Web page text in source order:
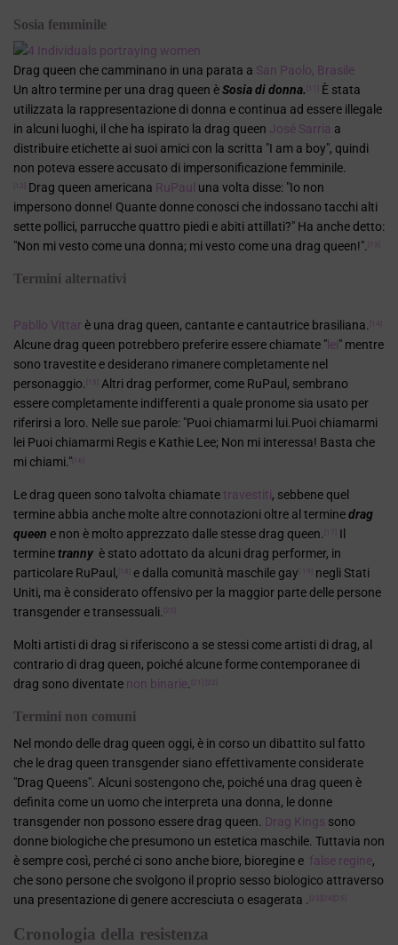
Sosia femminile
Drag queen che camminano in una parata a San Paolo, Brasile
Un altro termine per una drag queen èSosia di donna. [11]
È stata
utilizzata la rappresentazione di donna e continua ad essere illegale
in alcuni luoghi, il che ha ispirato la drag queen José Sarria a
distribuire etichette ai suoi amici con la scritta "I am a boy", quindi
non poteva essere accusato di impersonificazione femminile.
[12] Drag queen americana RuPaul una volta disse: "Io non
impersono donne! Quante donne conosci che indossano tacchi alti
sette pollici, parrucche quattro piedi e abiti attillati?" Ha anche detto:
"Non mi vesto come una donna; mi vesto come una drag queen!". [13]
Termini alternativi
Pabllo Vittar è una drag queen, cantante e cantautrice brasiliana. [14]
Alcune drag queen potrebbero preferire essere chiamate " lei" mentre
sono travestite e desiderano rimanere completamente nel
personaggio. [15] Altri drag performer, come RuPaul, sembrano
essere completamente indifferenti a quale pronome sia usato per
riferirsi a loro. Nelle sue parole: "Puoi chiamarmi lui.Puoi chiamarmi
lei Puoi chiamarmi Regis e Kathie Lee; Non mi interessa! Basta che
mi chiami." [16]
Le drag queen sono talvolta chiamatetravestiti, sebbene quel
termine abbia anche molte altre connotazioni oltre al terminedrag
queen e non è molto apprezzato dalle stesse drag queen. [17]
Il
terminetranny è stato adottato da alcuni drag performer, in
particolare RuPaul, [18] e dalla comunità maschile gay [ 19]
negli Stati
Uniti, ma è considerato offensivo per la maggior parte delle persone
transgender e transessuali. [20]
Molti artisti di drag si riferiscono a se stessi come artisti di drag, al
contrario di drag queen, poiché alcune forme contemporanee di
drag sono diventate non binarie. [21] [22]
Termini non comuni
Nel mondo delle drag queen oggi, è in corso un dibattito sul fatto
che le drag queen transgender siano effettivamente considerate
"Drag Queens". Alcuni sostengono che, poiché una drag queen è
definita come un uomo che interpreta una donna, le donne
transgender non possono essere drag queen. Drag Kings sono
donne biologiche che presumono un estetica maschile. Tuttavia non
è sempre così, perché ci sono anche biore, bioregine e false regine,
che sono persone che svolgono il proprio sesso biologico attraverso
una presentazione di genere accresciuta o esagerata . [23] [24] [25]
Cronologia della resistenza